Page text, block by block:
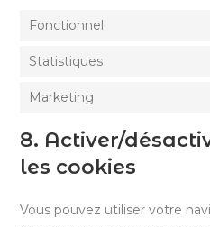
Fonctionnel
Statistiques
Marketing
8. Activer/
les cookies
Vous pouvez utiliser votre